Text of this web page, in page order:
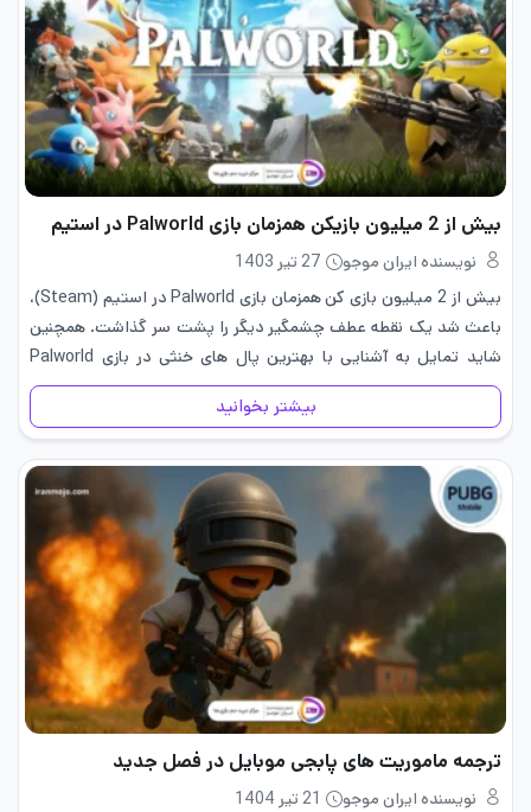
بیش از 2 میلیون بازیکن همزمان بازی Palworld در استیم
نویسنده ایران موجو
27 تیر 1403
بیش از 2 میلیون بازی کن همزمان بازی Palworld در استیم (Steam)،
باعث شد یک نقطه عطف چشمگیر دیگر را پشت سر گذاشت. همچنین
شاید تمایل به آشنایی با بهترین پال های خنثی در بازی Palworld
باشید. Palworld دومین بازی…
بیشتر بخوانید
ترجمه ماموریت های پابجی موبایل در فصل جدید
نویسنده ایران موجو
21 تیر 1404